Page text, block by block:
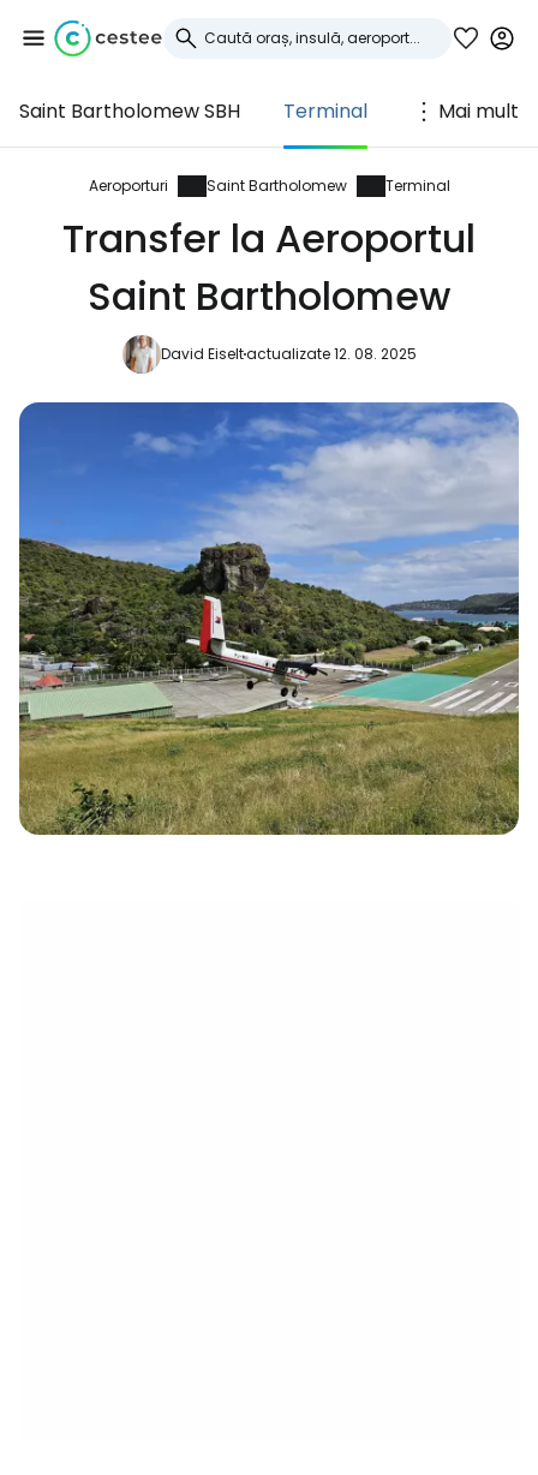
Saint Bartholomew SBH Terminal Mai mult
Aeroporturi Saint Bartholomew Terminal
Transfer la Aeroportul
Saint Bartholomew
David Eiseltactualizate 12. 08. 2025
Conectați-vă la
Cestee
... comunitatea mondială a călătorilor
Continuați cu Facebook
Continuați cu e-mailul